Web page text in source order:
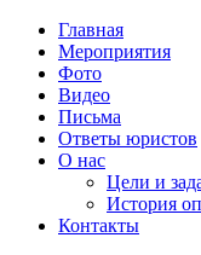
Главная
Мероприятия
Фото
Видео
Письма
Ответы юристов
О нас
Цели и
История
Контакты